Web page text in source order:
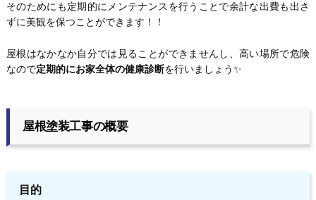
そのためにも定期的にメンテナンスを行うことで余計な出費も出さ
ずに美観を保つことができます！！
屋根はなかなか自分では見ることができませんし、高い場所で危険
なので定期的にお家全体の健康診断を行いましょう✨
屋根塗装工事の概要
目的